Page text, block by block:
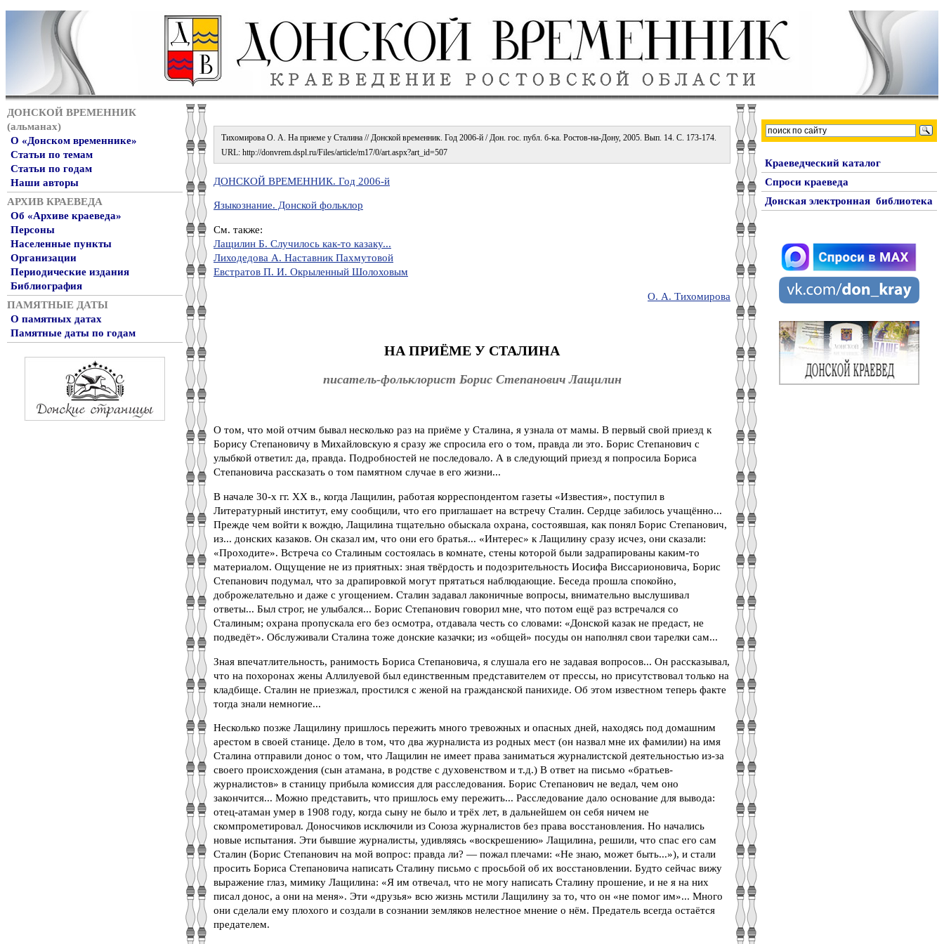
ДОНСКОЙ ВРЕМЕННИК
(альманах)
О «Донском временнике»
Статьи по темам
Статьи по годам
Наши авторы
АРХИВ КРАЕВЕДА
Об «Архиве краеведа»
Персоны
Населенные пункты
Организации
Периодические издания
Библиография
ПАМЯТНЫЕ ДАТЫ
О памятных датах
Памятные даты по годам
Тихомирова О. А. На приеме у Сталина // Донской временник. Год 2006-й / Дон. гос. публ. б-ка. Ростов-на-Дону, 2005. Вып. 14. С. 173-174.
URL: http://donvrem.dspl.ru/Files/article/m17/0/art.aspx?art_id=507
ДОНСКОЙ ВРЕМЕННИК. Год 2006-й
Языкознание. Донской фольклор
См. также:
Лащилин Б. Случилось как-то казаку...
Лиходедова А. Наставник Пахмутовой
Евстратов П. И. Окрыленный Шолоховым
О. А. Тихомирова
НА ПРИЁМЕ У СТАЛИНА
писатель-фольклорист Борис Степанович Лащилин
О том, что мой отчим бывал несколько раз на приёме у Сталина, я узнала от мамы. В первый свой приезд к
Борису Степановичу в Михайловскую я сразу же спросила его о том, правда ли это. Борис Степанович с
улыбкой ответил: да, правда. Подробностей не последовало. А в следующий приезд я попросила Бориса
Степановича рассказать о том памятном случае в его жизни...
В начале 30-х гг. XX в., когда Лащилин, работая корреспондентом газеты «Известия», поступил в
Литературный институт, ему сообщили, что его приглашает на встречу Сталин. Сердце забилось учащённо...
Прежде чем войти к вождю, Лащилина тщательно обыскала охрана, состоявшая, как понял Борис Степанович,
из... донских казаков. Он сказал им, что они его братья... «Интерес» к Лащилину сразу исчез, они сказали:
«Проходите». Встреча со Сталиным состоялась в комнате, стены которой были задрапированы каким-то
материалом. Ощущение не из приятных: зная твёрдость и подозрительность Иосифа Виссарионовича, Борис
Степанович подумал, что за драпировкой могут прятаться наблюдающие. Беседа прошла спокойно,
доброжелательно и даже с угощением. Сталин задавал лаконичные вопросы, внимательно выслушивал
ответы... Был строг, не улыбался... Борис Степанович говорил мне, что потом ещё раз встречался со
Сталиным; охрана пропускала его без осмотра, отдавала честь со словами: «Донской казак не предаст, не
подведёт». Обслуживали Сталина тоже донские казачки; из «общей» посуды он наполнял свои тарелки сам...
Зная впечатлительность, ранимость Бориса Степановича, я слушала его не задавая вопросов... Он рассказывал,
что на похоронах жены Аллилуевой был единственным представителем от прессы, но присутствовал только на
кладбище. Сталин не приезжал, простился с женой на гражданской панихиде. Об этом известном теперь факте
тогда знали немногие...
Несколько позже Лащилину пришлось пережить много тревожных и опасных дней, находясь под домашним
арестом в своей станице. Дело в том, что два журналиста из родных мест (он назвал мне их фамилии) на имя
Сталина отправили донос о том, что Лащилин не имеет права заниматься журналистской деятельностью из-за
своего происхождения (сын атамана, в родстве с духовенством и т.д.) В ответ на письмо «братьев-
журналистов» в станицу прибыла комиссия для расследования. Борис Степанович не ведал, чем оно
закончится... Можно представить, что пришлось ему пережить... Расследование дало основание для вывода:
отец-атаман умер в 1908 году, когда сыну не было и трёх лет, в дальнейшем он себя ничем не
скомпрометировал. Доносчиков исключили из Союза журналистов без права восстановления. Но начались
новые испытания. Эти бывшие журналисты, удивляясь «воскрешению» Лащилина, решили, что спас его сам
Сталин (Борис Степанович на мой вопрос: правда ли? — пожал плечами: «Не знаю, может быть...»), и стали
просить Бориса Степановича написать Сталину письмо с просьбой об их восстановлении. Будто сейчас вижу
выражение глаз, мимику Лащилина: «Я им отвечал, что не могу написать Сталину прошение, и не я на них
писал донос, а они на меня». Эти «друзья» всю жизнь мстили Лащилину за то, что он «не помог им»... Много
они сделали ему плохого и создали в сознании земляков нелестное мнение о нём. Предатель всегда остаётся
предателем.
Краеведческий каталог
Спроси краеведа
Донская электронная библиотека